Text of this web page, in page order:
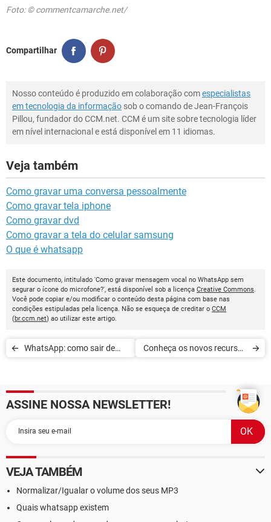
Foto: © commentcamarche.net/
Compartilhar
Nosso conteúdo é produzido em colaboração comespecialistas
em tecnologia da informação sob o comando de Jean-François
Pillou, fundador do CCM.net. CCM é um site sobre tecnologia líder
em nível internacional e está disponível em 11 idiomas.
Veja também
Como gravar uma conversa pessoalmente
Como gravar tela iphone
Como gravar dvd
Como gravar a tela do celular samsung
O que é whatsapp
Este documento, intitulado 'Como gravar mensagem vocal no WhatsApp sem
segurar o ícone do microfone?', está disponível sob a licença Creative Commons.
Você pode copiar e/ou modificar o conteúdo desta página com base nas
condições estipuladas pela licença. Não se esqueça de creditar o CCM
(br.ccm.net) ao utilizar este artigo.
WhatsApp: como sair de
Conheça os novos recursos
ASSINE NOSSA NEWSLETTER!
VEJA TAMBÉM
Normalizar/Igualar o volume dos seus MP3
Quais whatsapp existem